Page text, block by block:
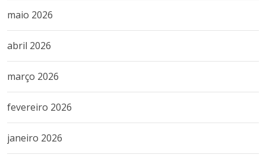
maio 2026
abril 2026
março 2026
fevereiro 2026
janeiro 2026